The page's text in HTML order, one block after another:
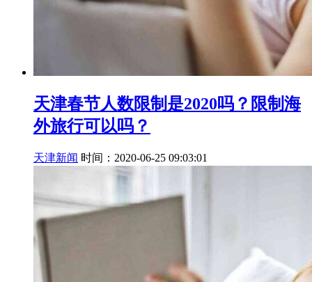
天津春节人数限制是2020吗？限制海
外旅行可以吗？
天津新闻 时间：2020-06-25 09:03:01